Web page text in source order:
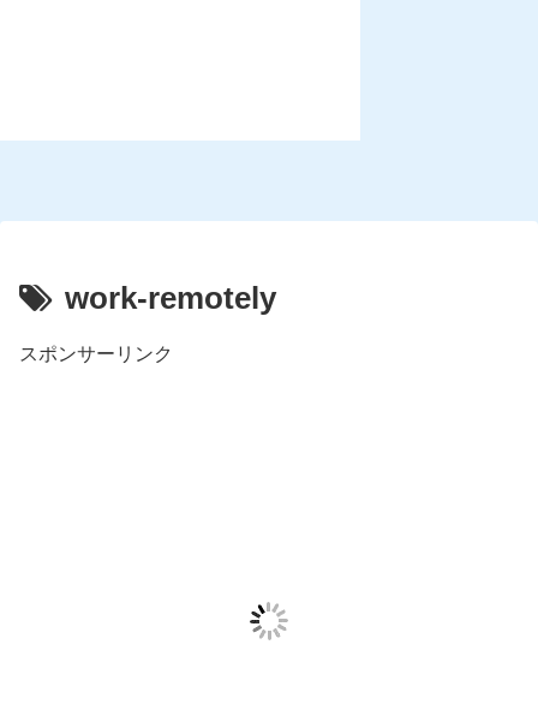
work-remotely
スポンサーリンク